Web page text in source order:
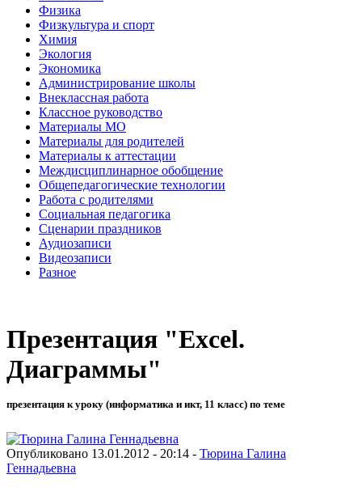
Физика
Физкультура и спорт
Химия
Экология
Экономика
Администрирование школы
Внеклассная работа
Классное руководство
Материалы МО
Материалы для родителей
Материалы к аттестации
Междисциплинарное обобщение
Общепедагогические технологии
Работа с родителями
Социальная педагогика
Сценарии праздников
Аудиозаписи
Видеозаписи
Разное
Презентация "Excel.
Диаграммы"
презентация к уроку (информатика и икт, 11 класс) по теме
Опубликовано 13.01.2012 - 20:14 - Тюрина Галина
Геннадьевна